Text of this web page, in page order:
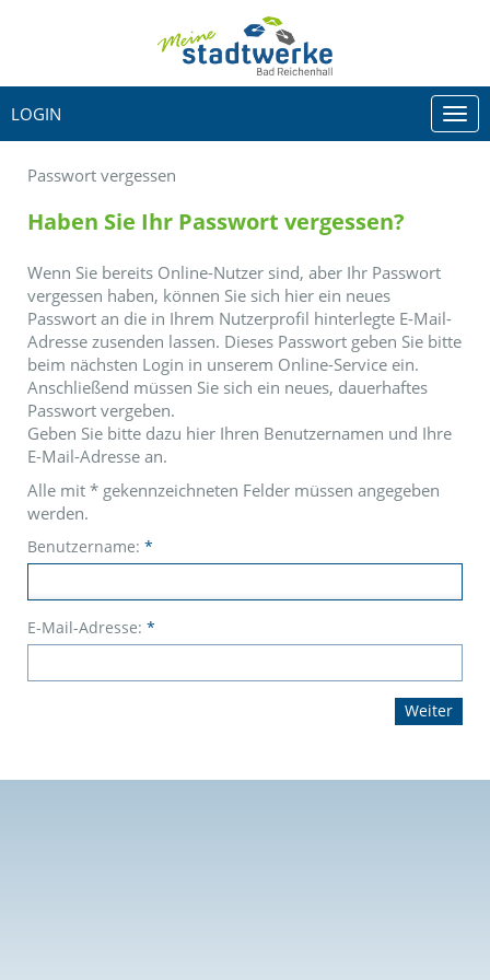
LOGIN
Passwort vergessen
Haben Sie Ihr Passwort vergessen?
Wenn Sie bereits Online-Nutzer sind, aber Ihr Passwort
vergessen haben, können Sie sich hier ein neues
Passwort an die in Ihrem Nutzerprofil hinterlegte E-Mail-
Adresse zusenden lassen. Dieses Passwort geben Sie bitte
beim nächsten Login in unserem Online-Service ein.
Anschließend müssen Sie sich ein neues, dauerhaftes
Passwort vergeben.
Geben Sie bitte dazu hier Ihren Benutzernamen und Ihre
E-Mail-Adresse an.
Alle mit * gekennzeichneten Felder müssen angegeben
werden.
Benutzername: *
E-Mail-Adresse: *